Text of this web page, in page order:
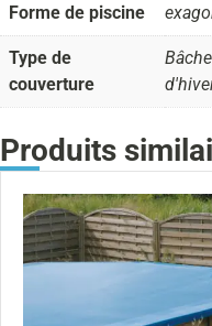
Forme de piscine
Type de
couverture
Produits